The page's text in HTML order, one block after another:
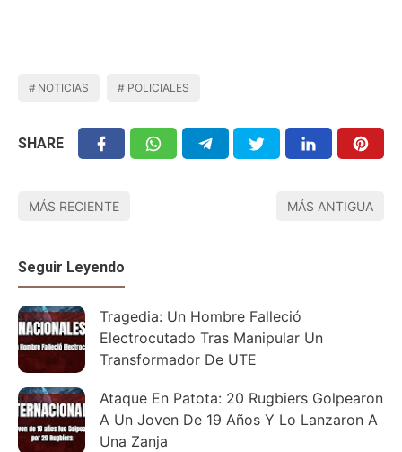
NOTICIAS POLICIALES
SHARE
MÁS RECIENTE MÁS ANTIGUA
Seguir Leyendo
Tragedia: Un Hombre Falleció
Electrocutado Tras Manipular Un
Transformador De UTE
Ataque En Patota: 20 Rugbiers Golpearon
A Un Joven De 19 Años Y Lo Lanzaron A
Una Zanja